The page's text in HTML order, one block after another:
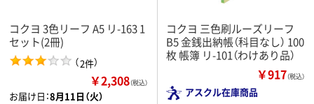
コクヨ 3色リーフ A5 リ-163 1
セット(2冊)
（2件）
￥2,308（税込）
お届け日：8月11日（火）
コクヨ 三色刷ルーズリーフ
B5 金銭出納帳（科目なし） 100
枚 帳簿 リ-101（わけあり品）
￥917（税込）
アスクル在庫商品